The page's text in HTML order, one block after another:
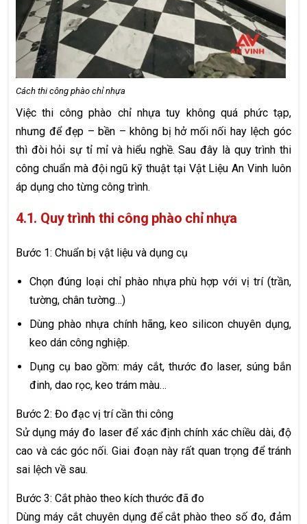
Cách thi công phào chỉ nhựa
Việc thi công phào chỉ nhựa tuy không quá phức tạp,
nhưng để đẹp – bền – không bị hở mối nối hay lệch góc
thì đòi hỏi sự tỉ mỉ và hiểu nghề. Sau đây là quy trình thi
công chuẩn mà đội ngũ kỹ thuật tại Vật Liệu An Vinh luôn
áp dụng cho từng công trình.
4.1. Quy trình thi công phào chỉ nhựa
Bước 1: Chuẩn bị vật liệu và dụng cụ
Chọn đúng loại chỉ phào nhựa phù hợp với vị trí (trần,
tường, chân tường…)
Dùng phào nhựa chính hãng, keo silicon chuyên dụng,
keo dán công nghiệp.
Dụng cụ bao gồm: máy cắt, thước đo laser, súng bắn
đinh, dao rọc, keo trám màu…
Bước 2: Đo đạc vị trí cần thi công
Sử dụng máy đo laser để xác định chính xác chiều dài, độ
cao và các góc nối. Giai đoạn này rất quan trọng để tránh
sai lệch về sau.
Bước 3: Cắt phào theo kích thước đã đo
Dùng máy cắt chuyên dụng để cắt phào theo số đo, đảm